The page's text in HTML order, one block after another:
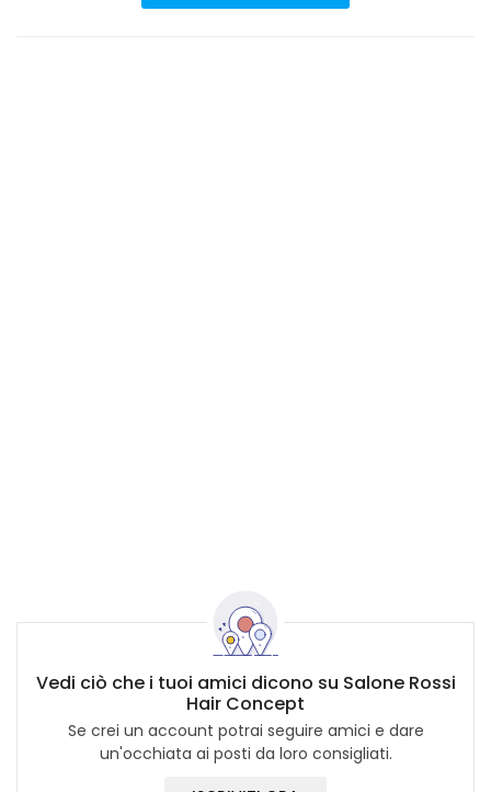
Vedi ciò che i tuoi amici dicono su Salone Rossi
Hair Concept
Se crei un account potrai seguire amici e dare
un'occhiata ai posti da loro consigliati.